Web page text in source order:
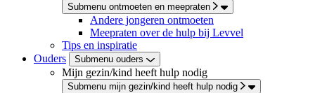
Submenu ontmoeten en meepraten
Andere jongeren ontmoeten
Meepraten over de hulp bij Levvel
Tips en inspiratie
Ouders
Submenu ouders
Mijn gezin/kind heeft hulp nodig
Submenu mijn gezin/kind heeft hulp nodig